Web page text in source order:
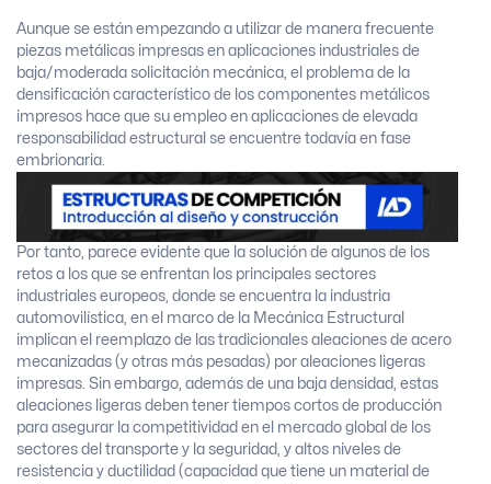
Aunque se están empezando a utilizar de manera frecuente
piezas metálicas impresas en aplicaciones industriales de
baja/moderada solicitación mecánica, el problema de la
densificación característico de los componentes metálicos
impresos hace que su empleo en aplicaciones de elevada
responsabilidad estructural se encuentre todavía en fase
embrionaria.
Por tanto, parece evidente que la solución de algunos de los
retos a los que se enfrentan los principales sectores
industriales europeos, donde se encuentra la industria
automovilística, en el marco de la Mecánica Estructural
implican el reemplazo de las tradicionales aleaciones de acero
mecanizadas (y otras más pesadas) por aleaciones ligeras
impresas. Sin embargo, además de una baja densidad, estas
aleaciones ligeras deben tener tiempos cortos de producción
para asegurar la competitividad en el mercado global de los
sectores del transporte y la seguridad, y altos niveles de
resistencia y ductilidad (capacidad que tiene un material de